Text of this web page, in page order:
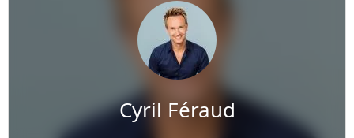
Cyril Féraud